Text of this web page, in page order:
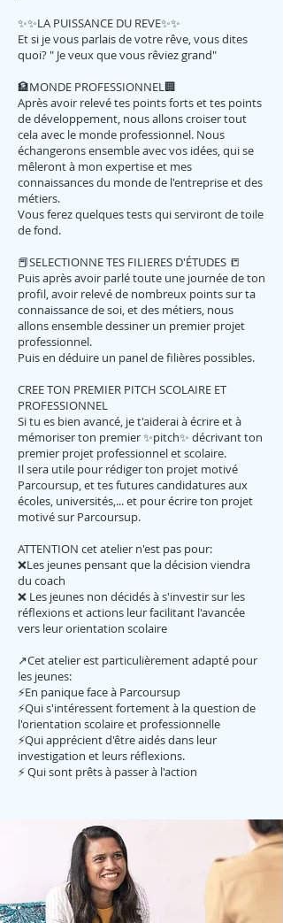
✨✨LA PUISSANCE DU REVE✨✨
Et si je vous parlais de votre rêve, vous dites
quoi? " Je veux que vous rêviez grand"
🏦MONDE PROFESSIONNEL🏢
Après avoir relevé tes points forts et tes points
de développement, nous allons croiser tout
cela avec le monde professionnel. Nous
échangerons ensemble avec vos idées, qui se
mêleront à mon expertise et mes
connaissances du monde de l'entreprise et des
métiers.
Vous ferez quelques tests qui serviront de toile
de fond.
📕SELECTIONNE TES FILIERES D'ÉTUDES 📒
Puis après avoir parlé toute une journée de ton
profil, avoir relevé de nombreux points sur ta
connaissance de soi, et des métiers, nous
allons ensemble dessiner un premier projet
professionnel.
Puis en déduire un panel de filières possibles.
CREE TON PREMIER PITCH SCOLAIRE ET
PROFESSIONNEL
Si tu es bien avancé, je t'aiderai à écrire et à
mémoriser ton premier ✨pitch✨ décrivant ton
premier projet professionnel et scolaire.
Il sera utile pour rédiger ton projet motivé
Parcoursup, et tes futures candidatures aux
écoles, universités,... et pour écrire ton projet
motivé sur Parcoursup.
ATTENTION cet atelier n'est pas pour:
❌Les jeunes pensant que la décision viendra
du coach
❌ Les jeunes non décidés à s'investir sur les
réflexions et actions leur facilitant l'avancée
vers leur orientation scolaire
↗️Cet atelier est particulièrement adapté pour
les jeunes:
⚡En panique face à Parcoursup
⚡Qui s'intéressent fortement à la question de
l'orientation scolaire et professionnelle
⚡Qui apprécient d'être aidés dans leur
investigation et leurs réflexions.
⚡ Qui sont prêts à passer à l'action